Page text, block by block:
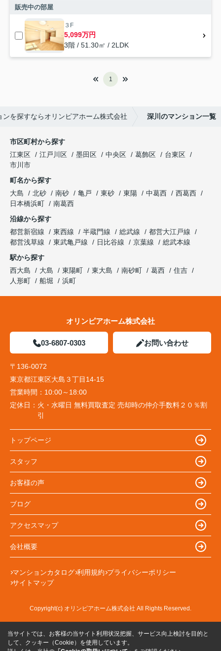
販売中の部屋
３F
5,099万円
3階 / 51.30㎡ / 2LDK
1
を探すならオリンピアホーム株式会社 深川のマンション一覧
市区町村から探す
江東区
江戸川区 墨田区 中央区 葛飾区
台東区
市川市
町名から探す
大島
北砂 南砂 亀戸 東砂 東陽 中葛西
西葛西
日本橋浜町
南葛西
沿線から探す
都営新宿線
東西線 半蔵門線 総武線
都営大江戸線
都営浅草線
東武亀戸線 日比谷線 京葉線
総武本線
駅から探す
西大島
大島 東陽町 東大島 南砂町 葛西
住吉
人形町
船堀 浜町
オリンピアホーム株式会社
03-6807-0303 お問い合わせ
〒136-0072
東京都江東区大島３丁目14-15
営業時間： 10:00～18:00
定休日： 火・水曜日 無料買取査定 売却時の仲介手数料２０％割
引
トップページ
スタッフ
お客様の声
ブログ
アクセスマップ
会社概要
マンションカタログ 利用規約 プライバシーポリシー
サイトマップ
Copyright(c) オリンピアホーム株式会社 All Rights Reserved.
当サイトでは、お客様の当サイト利用状況把握、サービス向上検討を目的と
して、クッキー（Cookie）を使用しています。